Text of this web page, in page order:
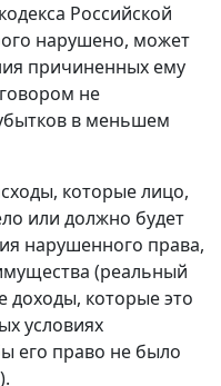
Российской
нарушено, может
причиненных ему
не
в меньшем
которые лицо,
или должно будет
нарушенного права,
(реальный
доходы, которые это
условиях
его право не было